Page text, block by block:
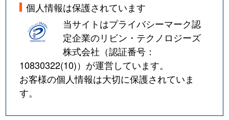
個人情報は保護されています
当サイトはプライバシーマーク認
定企業のリビン・テクノロジーズ
株式会社（認証番号：
10830322(10)）が運営しています。
お客様の個人情報は大切に保護されていま
す。